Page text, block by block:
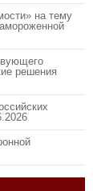
на тему
решения